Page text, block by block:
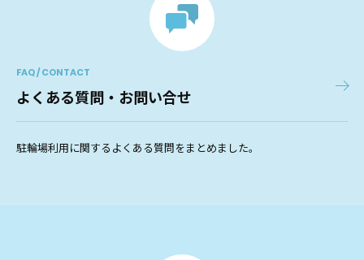
FAQ / CONTACT
よくある質問・お問い合せ
駐輪場利用に関するよくある質問をまとめました。